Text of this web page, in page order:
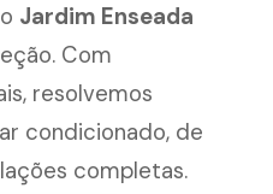
Jardim Enseada
Com
resolvemos
condicionado, de
completas.